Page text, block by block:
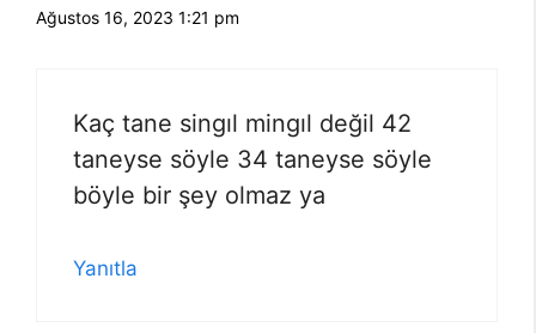
Ağustos 16, 2023 1:21 pm
Kaç tane singıl mingıl değil 42
taneyse söyle 34 taneyse söyle
böyle bir şey olmaz ya
Yanıtla